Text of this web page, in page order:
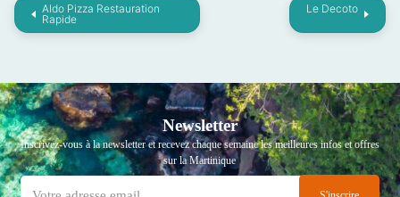
Aldo Pizza Restauration
Rapide
Le Decoto
Newsletter
Inscrivez-vous à la newsletter et recevez chaque semaine les meilleures infos et offres
sur la Martinique